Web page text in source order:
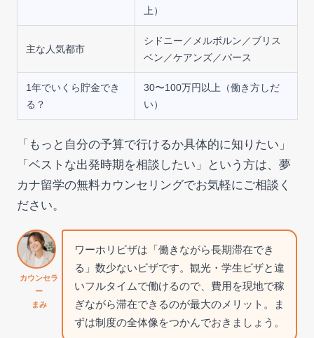
上）
主な人気都市
シドニー／メルボルン／ブリス
ベン／ケアンズ／パース
1年でいくら貯金でき
る？
30〜100万円以上（働き方しだ
い）
「もっと自分の予算で行けるか具体的に知りたい」
「ベストな出発時期を相談したい」という方は、夢
カナ留学の無料カウンセリングでお気軽にご相談く
ださい。
カウンセラ
ー
まみ
ワーホリビザは「働きながら長期滞在でき
る」数少ないビザです。観光・学生ビザと違
いフルタイムで働けるので、費用を現地で稼
ぎながら滞在できるのが最大のメリット。ま
ずは制度の全体像をつかんでおきましょう。